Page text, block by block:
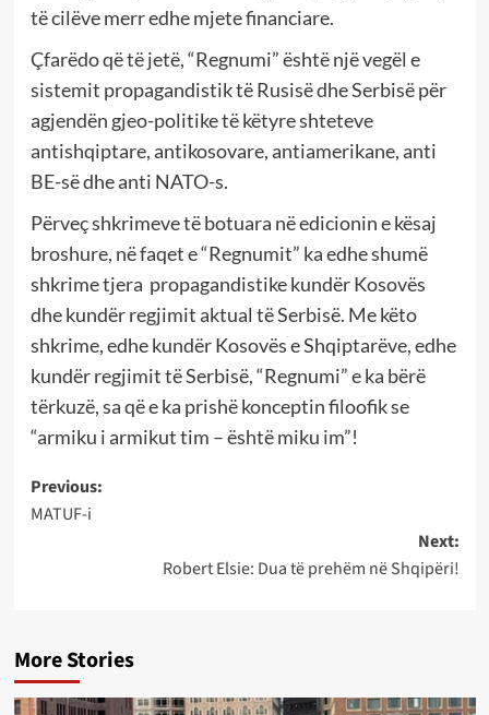
të cilëve merr edhe mjete financiare.
Çfarëdo që të jetë, “Regnumi” është një vegël e
sistemit propagandistik të Rusisë dhe Serbisë për
agjendën gjeo-politike të këtyre shteteve
antishqiptare, antikosovare, antiamerikane, anti
BE-së dhe anti NATO-s.
Përveç shkrimeve të botuara në edicionin e kësaj
broshure, në faqet e “Regnumit” ka edhe shumë
shkrime tjera propagandistike kundër Kosovës
dhe kundër regjimit aktual të Serbisë. Me këto
shkrime, edhe kundër Kosovës e Shqiptarëve, edhe
kundër regjimit të Serbisë, “Regnumi” e ka bërë
tërkuzë, sa që e ka prishë konceptin filoofik se
“armiku i armikut tim – është miku im”!
Post
navigation
Previous:
MATUF-i
Next:
Robert Elsie: Dua të prehëm në Shqipëri!
More Stories